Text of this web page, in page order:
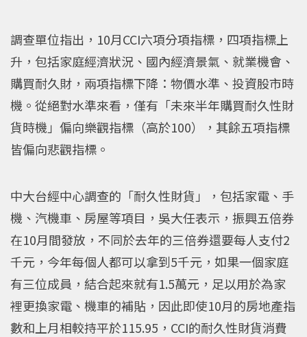
調查單位指出，10月CCI六項分項指標，四項指標上
升，包括家庭經濟狀況、國內經濟景氣、就業機會、
購買耐久財，兩項指標下降：物價水準、投資股市時
機。從絕對水準來看，僅有「未來半年購買耐久性財
貨時機」偏向樂觀指標（高於100），其餘五項指標
皆偏向悲觀指標。
中大台經中心調查的「耐久性財貨」，包括家電、手
機、汽機車、房屋等項目，吳大任表示，振興五倍券
在10月間發放，不同於去年的三倍券還要每人支付2
千元，今年每個人都可以拿到5千元，如果一個家庭
有三位成員，結合起來就有1.5萬元，足以用於為家
裡更換家電、機車的補貼，因此即使10月的房地產指
數和上月相較持平於115.95，CCI的耐久性財貨消費